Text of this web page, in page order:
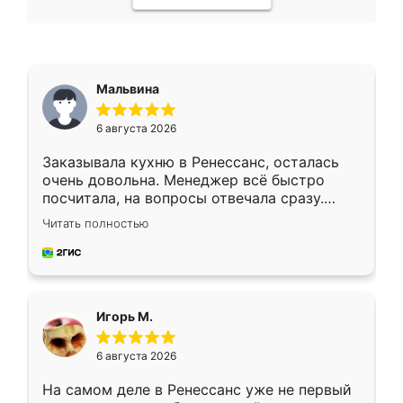
Мальвина
6 августа 2026
Заказывала кухню в Ренессанс, осталась
очень довольна. Менеджер всё быстро
посчитала, на вопросы отвечала сразу.
Замерщик приехал в субботу, подошёл к
делу со всей ответственностью. Собрали
за день, ребята работали аккуратно, даже
Читать полностью
Игорь М.
6 августа 2026
На самом деле в Ренессанс уже не первый